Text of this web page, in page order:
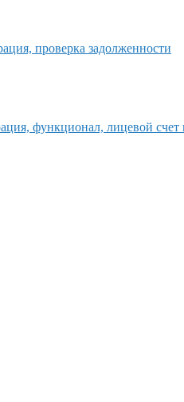
проверка задолженности
функционал, лицевой счет